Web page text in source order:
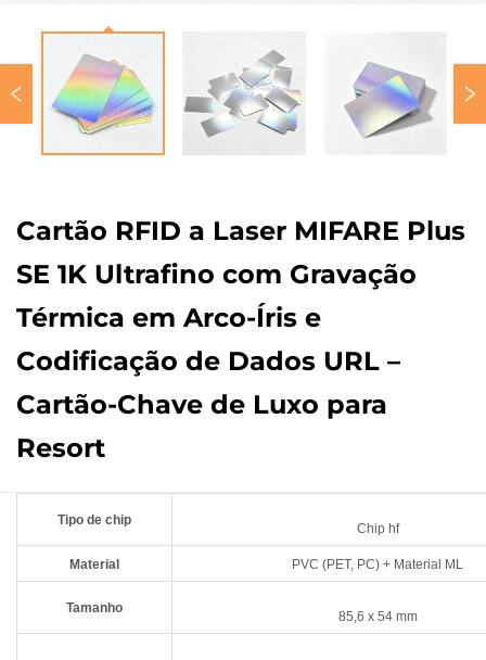
Cartão RFID a Laser MIFARE Plus
SE 1K Ultrafino com Gravação
Térmica em Arco-Íris e
Codificação de Dados URL –
Cartão-Chave de Luxo para
Resort
Tipo de chip
Chip hf
Material PVC (PET, PC) + Material ML
Tamanho
85,6 x 54 mm